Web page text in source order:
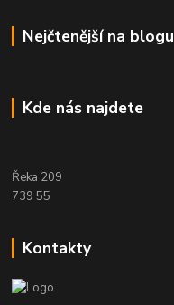
Nejčtenější na blogu
Kde nás najdete
Řeka 209
739 55
Kontakty